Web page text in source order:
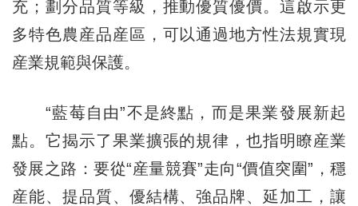
充；劃分品質等級，推動優質優價。這啟示更
多特色農産品産區，可以通過地方性法規實現
産業規範與保護。
“藍莓自由”不是終點，而是果業發展新起
點。它揭示了果業擴張的規律，也指明瞭産業
發展之路：要從“産量競賽”走向“價值突圍”，穩
産能、提品質、優結構、強品牌、延加工，讓